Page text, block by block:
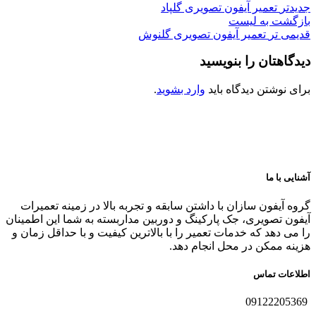
جدیدتر تعمیر آیفون تصویری گلپاد
بازگشت به لیست
قدیمی تر تعمیر آیفون تصویری گلنوش
دیدگاهتان را بنویسید
برای نوشتن دیدگاه باید وارد بشوید.
آشنایی با ما
گروه آیفون سازان با داشتن سابقه و تجربه بالا در زمینه تعمیرات
آیفون تصویری، جک پارکینگ و دوربین مداربسته به شما این اطمینان
را می دهد که خدمات تعمیر را با بالاترین کیفیت و با حداقل زمان و
هزینه ممکن در محل انجام دهد.
اطلاعات تماس